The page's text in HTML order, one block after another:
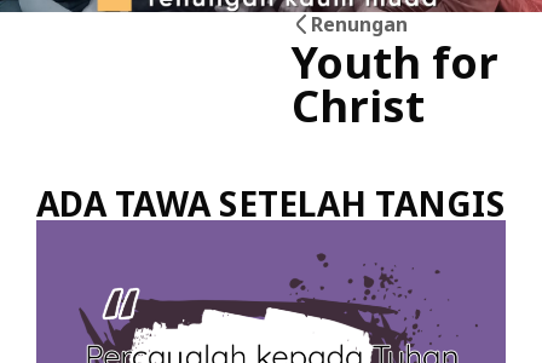
Renungan
Youth for
Christ
ADA TAWA SETELAH TANGIS